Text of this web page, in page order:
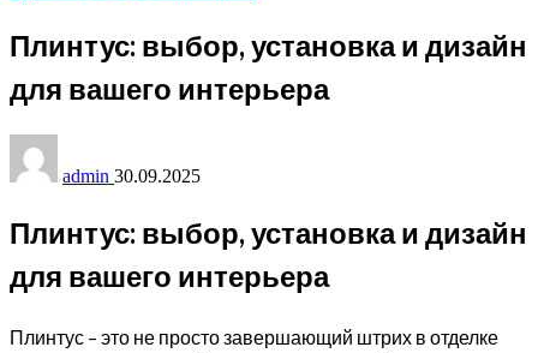
Плинтус: выбор, установка и дизайн
для вашего интерьера
admin 30.09.2025
Плинтус: выбор, установка и дизайн
для вашего интерьера
Плинтус – это не просто завершающий штрих в отделке